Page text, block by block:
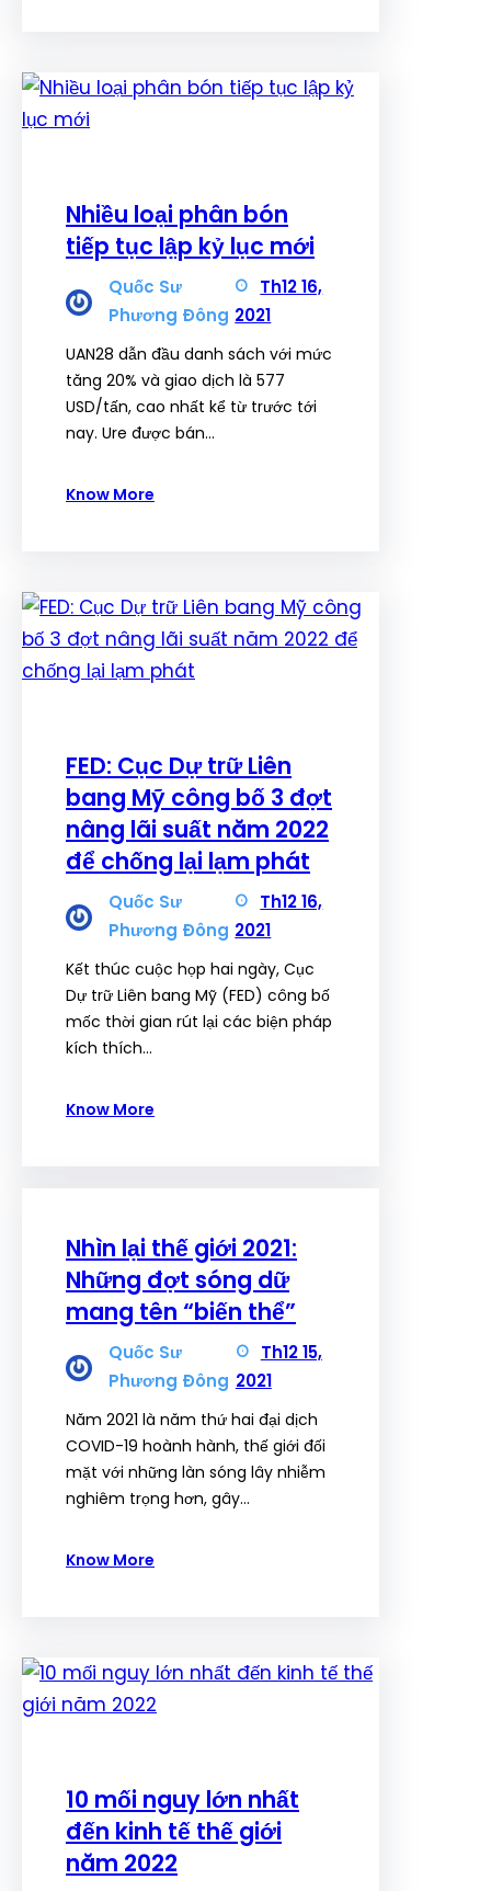
Nhiều loại phân bón
tiếp tục lập kỷ lục mới
Quốc Sư
Phương Đông
Th12 16,
2021
UAN28 dẫn đầu danh sách với mức
tăng 20% và giao dịch là 577
USD/tấn, cao nhất kể từ trước tới
nay. Ure được bán…
Know More
FED: Cục Dự trữ Liên
bang Mỹ công bố 3 đợt
nâng lãi suất năm 2022
để chống lại lạm phát
Quốc Sư
Phương Đông
Th12 16,
2021
Kết thúc cuộc họp hai ngày, Cục
Dự trữ Liên bang Mỹ (FED) công bố
mốc thời gian rút lại các biện pháp
kích thích…
Know More
Nhìn lại thế giới 2021:
Những đợt sóng dữ
mang tên “biến thể”
Quốc Sư
Phương Đông
Th12 15,
2021
Năm 2021 là năm thứ hai đại dịch
COVID-19 hoành hành, thế giới đối
mặt với những làn sóng lây nhiễm
nghiêm trọng hơn, gây…
Know More
10 mối nguy lớn nhất
đến kinh tế thế giới
năm 2022